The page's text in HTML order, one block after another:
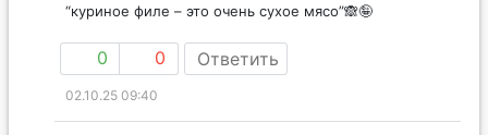
“куриное филе – это очень сухое мясо”🙈🤪
0 0 Ответить
02.10.25 09:40